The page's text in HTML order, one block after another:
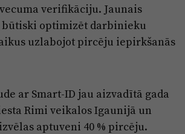
verifikāciju. Jaunais
optimizēt darbinieku
uzlabojot pircēju iepirkšanās
ar Smart-ID jau aizvadītā gada
Rimi veikalos Igaunijā un
aptuveni 40 % pircēju.